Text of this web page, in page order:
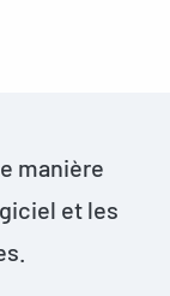
manière
et les